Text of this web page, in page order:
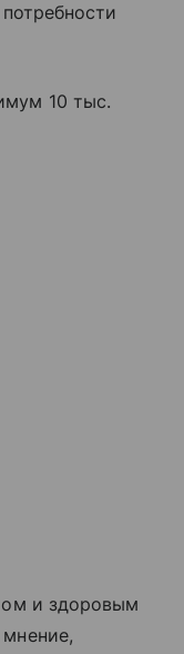
10 тыс.
и здоровым